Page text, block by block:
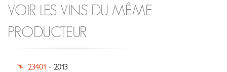
VOIR LES VINS DU MÊME
PRODUCTEUR
23401 - 2013